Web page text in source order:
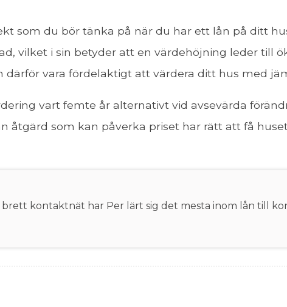
som du bör tänka på när du har ett lån på ditt
vilket i sin betyder att en värdehöjning leder till
därför vara fördelaktigt att värdera ditt hus med
vart femte år alternativt vid avsevärda
åtgärd som kan påverka priset har rätt att få
brett kontaktnät har Per lärt sig det mesta inom lån till